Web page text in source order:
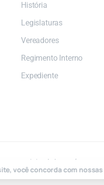
História
Legislaturas
Vereadores
Regimento Interno
Expediente
Municipal de Poá
você concorda com nossas